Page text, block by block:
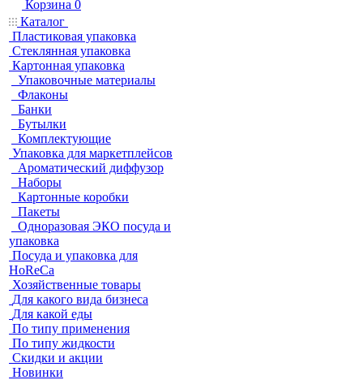
Корзина 0
Каталог
Пластиковая упаковка
Стеклянная упаковка
Картонная упаковка
Упаковочные материалы
Флаконы
Банки
Бутылки
Комплектующие
Упаковка для маркетплейсов
Ароматический диффузор
Наборы
Картонные коробки
Пакеты
Одноразовая ЭКО посуда и
упаковка
Посуда и упаковка для
HoReCa
Хозяйственные товары
Для какого вида бизнеса
Для какой еды
По типу применения
По типу жидкости
Скидки и акции
Новинки